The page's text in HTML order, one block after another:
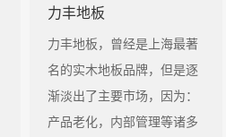
力丰地板
力丰地板，曾经是上海最著
名的实木地板品牌，但是逐
渐淡出了主要市场，因为：
产品老化，内部管理等诸多